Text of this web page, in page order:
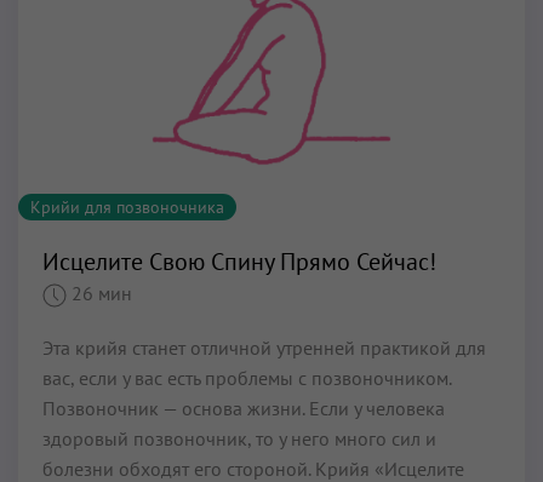
Крийи для позвоночника
Исцелите Свою Спину Прямо Сейчас!
26 мин
Эта крийя станет отличной утренней практикой для
вас, если у вас есть проблемы с позвоночником.
Позвоночник — основа жизни. Если у человека
здоровый позвоночник, то у него много сил и
болезни обходят его стороной. Крийя «Исцелите